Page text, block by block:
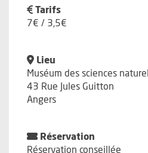
Tarifs
7€ / 3,5€
Lieu
Muséum des sciences
43 Rue Jules Guitton
Angers
Réservation
Réservation conseillée